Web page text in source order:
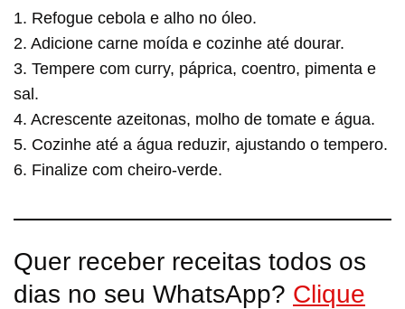
1. Refogue cebola e alho no óleo.
2. Adicione carne moída e cozinhe até dourar.
3. Tempere com curry, páprica, coentro, pimenta e
sal.
4. Acrescente azeitonas, molho de tomate e água.
5. Cozinhe até a água reduzir, ajustando o tempero.
6. Finalize com cheiro-verde.
Quer receber receitas todos os
dias no seu WhatsApp? Clique